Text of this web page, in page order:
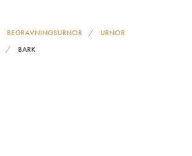
BEGRAVNINGSURNOR
URNOR
BARK